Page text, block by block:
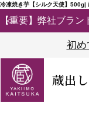
冷凍焼き芋【シルク天使】500g|
【重要】弊社ブラ
初め
蔵出